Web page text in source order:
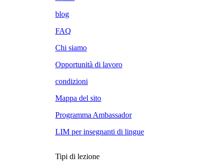
blog
FAQ
Chi siamo
Opportunità di lavoro
condizioni
Mappa del sito
Programma Ambassador
LIM per insegnanti di lingue
Tipi di lezione